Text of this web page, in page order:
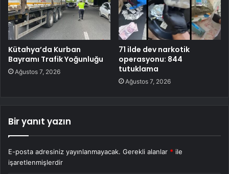
Kütahya’da Kurban
Bayramı Trafik Yoğunluğu
Ağustos 7, 2026
71 ilde dev narkotik
operasyonu: 844
tutuklama
Ağustos 7, 2026
Bir yanıt yazın
E-posta adresiniz yayınlanmayacak. Gerekli alanlar * ile
işaretlenmişlerdir